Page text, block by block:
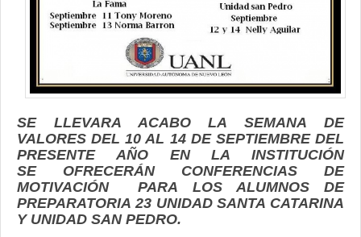
SE LLEVARA ACABO LA SEMANA DE
VALORES DEL 10 AL 14 DE SEPTIEMBRE DEL
PRESENTE AÑO EN LA INSTITUCIÓN
SE OFRECERÁN CONFERENCIAS DE
MOTIVACIÓN PARA LOS ALUMNOS DE
PREPARATORIA 23 UNIDAD SANTA CATARINA
Y UNIDAD SAN PEDRO.